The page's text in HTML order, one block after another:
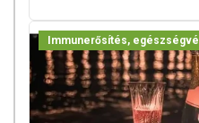
A termék nem helyettesíti a
egészséges életmódot! A termék
nem az orvosi kezelés
használatát beszélje meg
Immunerősítés,